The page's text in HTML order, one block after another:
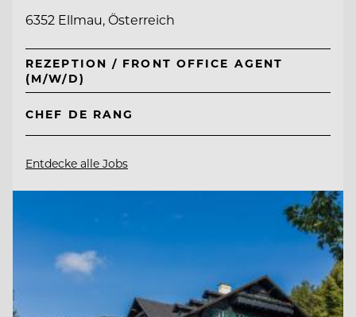
6352 Ellmau, Österreich
REZEPTION / FRONT OFFICE AGENT
(M/W/D)
CHEF DE RANG
Entdecke alle Jobs